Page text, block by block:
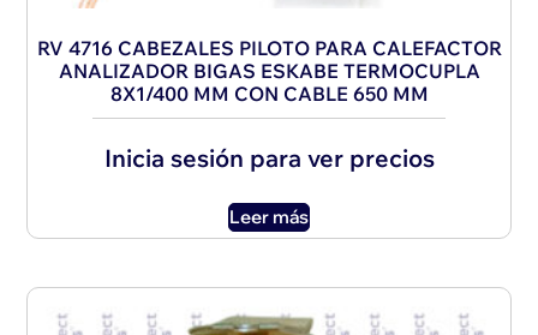
RV 4716 CABEZALES PILOTO PARA CALEFACTOR
ANALIZADOR BIGAS ESKABE TERMOCUPLA
8X1/400 MM CON CABLE 650 MM
Inicia sesión para ver precios
Leer más